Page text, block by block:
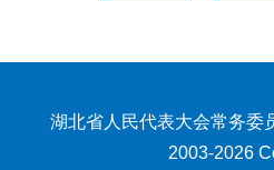
湖北省人民代表大会常务委
2003-2026